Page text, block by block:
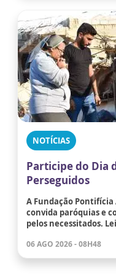
NOTÍCIAS
Participe do Dia
Perseguidos
A Fundação Pontifícia
convida paróquias e
pelos necessitados.
06 AGO 2026 - 08H48